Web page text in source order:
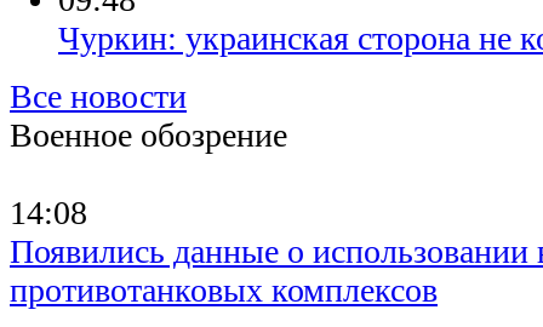
Чуркин: украинская сторона не
Все новости
Военное обозрение
14:08
​Появились данные о использовании
противотанковых комплексов